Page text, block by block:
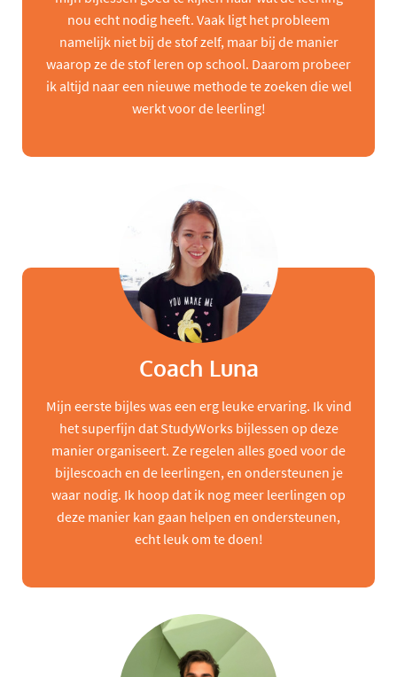
nou echt nodig heeft. Vaak ligt het probleem
namelijk niet bij de stof zelf, maar bij de manier
waarop ze de stof leren op school. Daarom probeer
ik altijd naar een nieuwe methode te zoeken die wel
werkt voor de leerling!
Coach Luna
Mijn eerste bijles was een erg leuke ervaring. Ik vind
het superfijn dat StudyWorks bijlessen op deze
manier organiseert. Ze regelen alles goed voor de
bijlescoach en de leerlingen, en ondersteunen je
waar nodig. Ik hoop dat ik nog meer leerlingen op
deze manier kan gaan helpen en ondersteunen,
echt leuk om te doen!